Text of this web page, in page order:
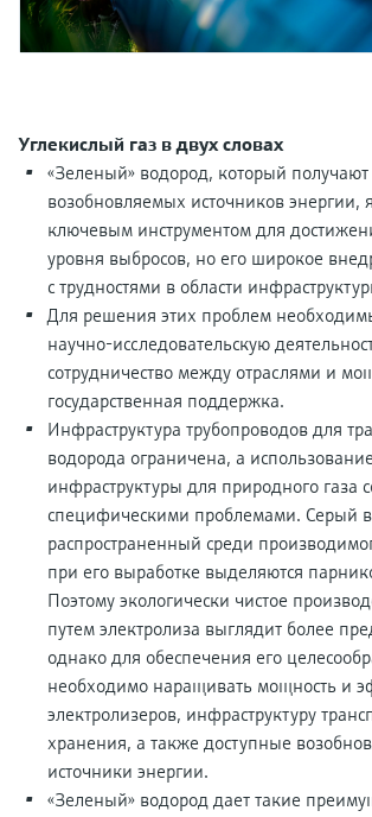
Найти, выбрать и настроить продукты,
используя параметры приложения
приборе
Введите серийный номер прибора с
заводской таблички Endress+Hauser и
получите доступ к подробной информации
по этому прибору (инструкции по
эксплуатации, техописание, замещающие
продукты и данные о запчастях).
Поиск запасных частей
Найти запасные части по корневому
продукту, коду заказа или серийному
номеру
Level measurement with pressure
Memosens technology
Купить всё
промышленности посредством
производства благодаря
прозрачности технологических
процессов на уровне принятия
решений
Углекислый газ в двух словах
«Зеленый» водород, который
возобновляемых источников энергии,
ключевым инструментом для
уровня выбросов, но его широкое
с трудностями в области
Для решения этих проблем
научно-исследовательскую
сотрудничество между отраслями и
государственная поддержка.
Инфраструктура трубопроводов для
водорода ограничена, а
инфраструктуры для природного газа
специфическими проблемами. Серый
распространенный среди
при его выработке выделяются
Поэтому экологически чистое
путем электролиза выглядит более
однако для обеспечения его
необходимо наращивать мощность и
электролизеров, инфраструктуру
хранения, а также доступные
источники энергии.
«Зеленый» водород дает такие